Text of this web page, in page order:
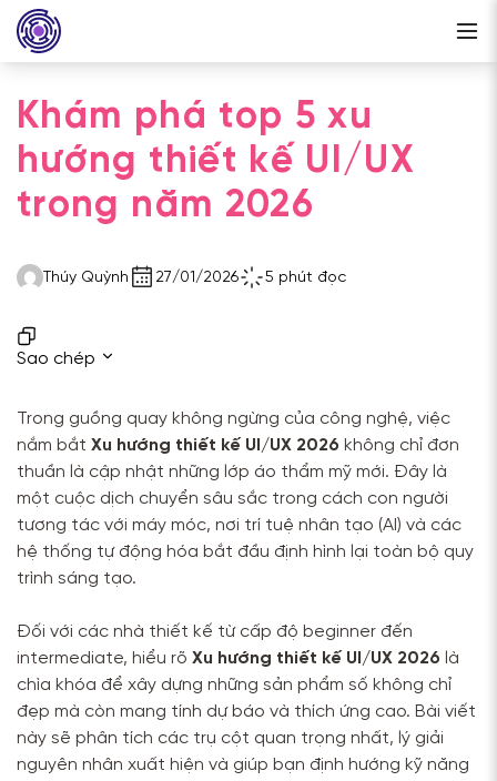
Khám phá top 5 xu
hướng thiết kế UI/UX
trong năm 2026
Thúy Quỳnh 27/01/2026 5 phút đọc
Sao chép
Trong guồng quay không ngừng của công nghệ, việc
nắm bắt Xu hướng thiết kế UI/UX 2026 không chỉ đơn
thuần là cập nhật những lớp áo thẩm mỹ mới. Đây là
một cuộc dịch chuyển sâu sắc trong cách con người
tương tác với máy móc, nơi trí tuệ nhân tạo (AI) và các
hệ thống tự động hóa bắt đầu định hình lại toàn bộ quy
trình sáng tạo.
Đối với các nhà thiết kế từ cấp độ beginner đến
intermediate, hiểu rõ Xu hướng thiết kế UI/UX 2026 là
chìa khóa để xây dựng những sản phẩm số không chỉ
đẹp mà còn mang tính dự báo và thích ứng cao. Bài viết
này sẽ phân tích các trụ cột quan trọng nhất, lý giải
nguyên nhân xuất hiện và giúp bạn định hướng kỹ năng